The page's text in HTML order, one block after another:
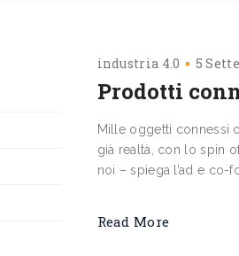
industria 4.0 5
Prodotti
Mille oggetti connessi
già realtà, con lo spin
noi – spiega l’ad e co-
Read More